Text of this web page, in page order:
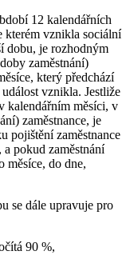
12 kalendářních
kterém vznikla sociální
dobu, je rozhodným
zaměstnání)
který předchází
vznikla. Jestliže
kalendářním měsíci, v
zaměstnance, je
pojištění zaměstnance
pokud zaměstnání
měsíce, do dne,
se dále upravuje pro
90 %,